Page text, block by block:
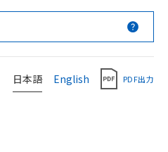
日本語 English PDF出力